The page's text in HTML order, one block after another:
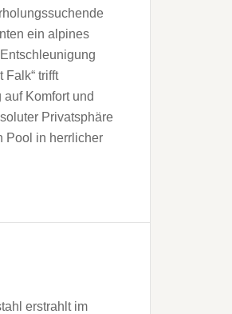
ein alpines
Falk“ trifft
Komfort und
Privatsphäre
Pool in herrlicher
erstrahlt im